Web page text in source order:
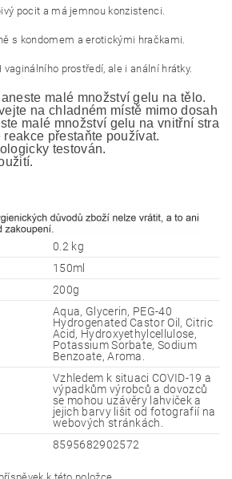
pocit a má jemnou konzistenci.
s kondomem a erotickými hračkami.
vaginálního prostředí,ale i anální hrátky.
malé množství gelu na tělo.
na chladném místě mimo dosah
malé množství gelu na vnitřní
přestaňte používat.
testován.
0.2 kg
150ml
200g
Aqua, Glycerin, PEG-40
Hydrogenated Castor Oil, Citric
Acid, Hydroxyethylcellulose,
Potassium Sorbate, Sodium
Benzoate, Aroma.
Vzhledem k situaci COVID-19 a
výpadkům výrobců a dovozců
se mohou uzávěry lahviček a
jejich barvy lišit od fotografií na
webových stránkách.
8595682902572